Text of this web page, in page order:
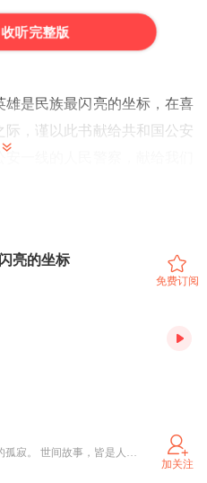
听完整版
是民族最闪亮的坐标， 在喜
，谨以此书献给共和国公安
的烟云，再次撞击千千万万
吐纳声光。
雄，学习英雄，关爱英雄”，
示着一个民族的精神流向，还
亮的坐标
免费订阅
温暖的声音，拥抱你内心的孤寂。 世间故事，皆是人间镜像。这里是老欧故事汇，讲述世间众生百态。 王牌专辑《老欧讲大案》，客观复盘过往真实案件，拒绝猎奇渲染，于往事之中审视人性、以案自省，警钟长鸣。 岂能尽如人意，但求无愧我心。
加关注